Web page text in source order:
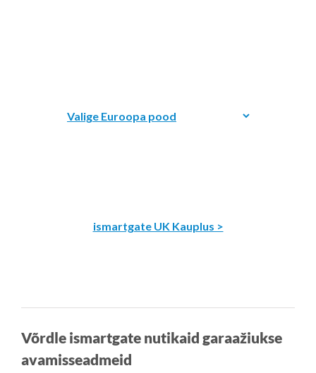
ismartgate UK Kauplus >
Võrdle ismartgate nutikaid garaažiukse
avamisseadmeid